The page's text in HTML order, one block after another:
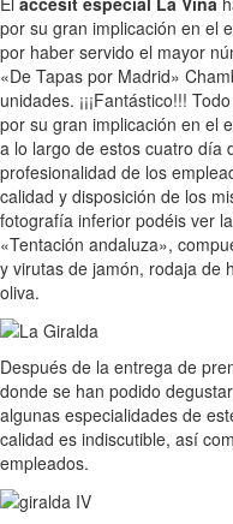
por su gran implicación en el
por haber servido el mayor
«De Tapas por Madrid»
unidades. ¡¡¡Fantástico!!!
por su gran implicación en el
a lo largo de estos cuatro día
profesionalidad de los
calidad y disposición de los
fotografía inferior podéis ver
«Tentación andaluza»,
y virutas de jamón, rodaja de
oliva.
Después de la entrega de
donde se han podido
algunas especialidades de
calidad es indiscutible, así
empleados.